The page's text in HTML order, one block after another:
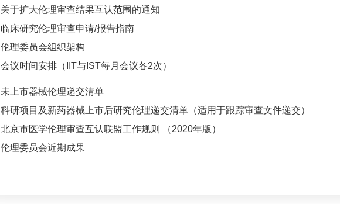
关于扩大伦理审查结果互认范围的通知
临床研究伦理审查申请/报告指南
伦理委员会组织架构
会议时间安排（IIT与IST每月会议各2次）
未上市器械伦理递交清单
科研项目及新药器械上市后研究伦理递交清单（适用于跟踪审查文件递交）
北京市医学伦理审查互认联盟工作规则 （2020年版）
伦理委员会近期成果